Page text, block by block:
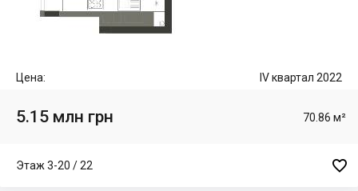
Цена: IV квартал 2022
5.15 млн грн 70.86 м²
Этаж 3-20 / 22 